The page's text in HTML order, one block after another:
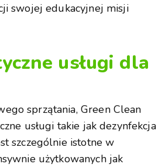
swojej edukacyjnej misji
usługi dla
sprzątania, Green Clean
usługi takie jak dezynfekcja
szczególnie istotne w
użytkowanych jak